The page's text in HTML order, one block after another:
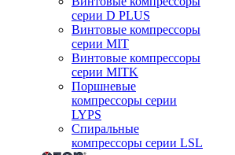
серии D PLUS
Винтовые компрессоры
серии MIT
Винтовые компрессоры
серии MITK
Поршневые
компрессоры серии
LYPS
Спиральные
компрессоры серии LSL